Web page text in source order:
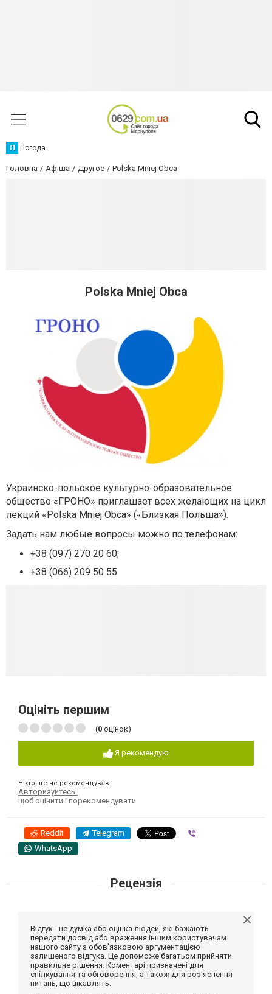
П Погода
Головна Афіша Другое Polska Mniej Obca
Polska Mniej Obca
Украинско-польское культурно-образовательное
общество «ГРОНО» приглашает всех желающих на цикл
лекций «Polska Mniej Obca» («Близкая Польша»).
Задать нам любые вопросы можно по телефонам:
+38 (097) 270 20 60;
+38 (066) 209 50 55
Оцініть першим
(0 оцінок)
Я рекомендую
Ніхто ще не рекомендував
Авторизуйтесь
щоб оцінити і порекомендувати
Reddit Telegram
WhatsApp
Рецензія
Відгук - це думка або оцінка людей, які бажають
передати досвід або враження іншим користувачам
нашого сайту з обов'язковою аргументацією
залишеного відгука. Це допоможе багатьом прийняти
правильне рішення. Коментарі призначені для
спілкування та обговорення, а також для роз'яснення
питань, що цікавлять.